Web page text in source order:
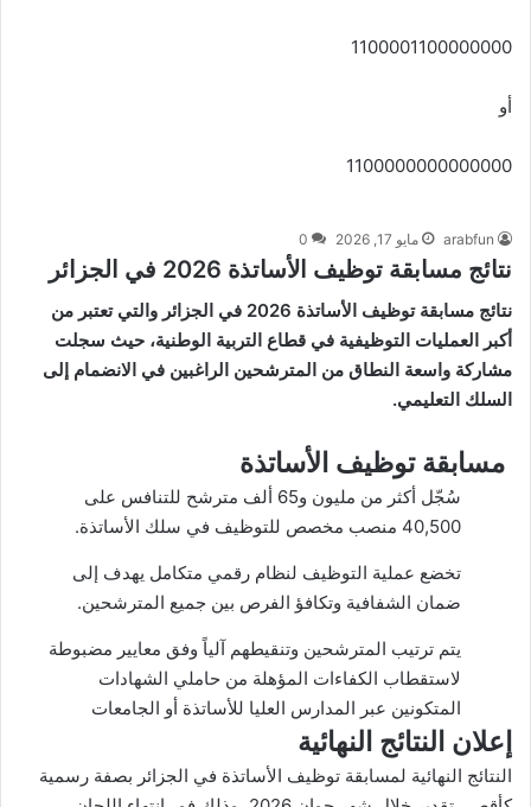
1100001100000000
أو
1100000000000000
arabfun مايو 17, 2026 0
نتائج مسابقة توظيف الأساتذة 2026 في الجزائر
نتائج مسابقة توظيف الأساتذة 2026 في الجزائر والتي تعتبر من
أكبر العمليات التوظيفية في قطاع التربية الوطنية، حيث سجلت
مشاركة واسعة النطاق من المترشحين الراغبين في الانضمام إلى
السلك التعليمي.
مسابقة توظيف الأساتذة
سُجّل أكثر من مليون و65 ألف مترشح للتنافس على
40,500 منصب مخصص للتوظيف في سلك الأساتذة.
تخضع عملية التوظيف لنظام رقمي متكامل يهدف إلى
ضمان الشفافية وتكافؤ الفرص بين جميع المترشحين.
يتم ترتيب المترشحين وتنقيطهم آلياً وفق معايير مضبوطة
لاستقطاب الكفاءات المؤهلة من حاملي الشهادات
المتكونين عبر المدارس العليا للأساتذة أو الجامعات
إعلان النتائج النهائية
النتائج النهائية لمسابقة توظيف الأساتذة في الجزائر بصفة رسمية